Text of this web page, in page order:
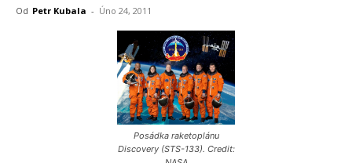
Od Petr Kubala - Úno 24, 2011
Posádka raketoplánu
Discovery (STS-133). Credit: